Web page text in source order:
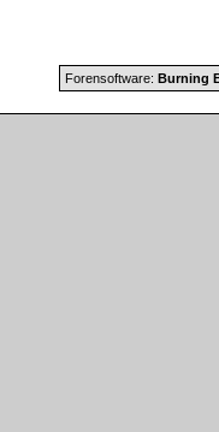
Forensoftware: Burning